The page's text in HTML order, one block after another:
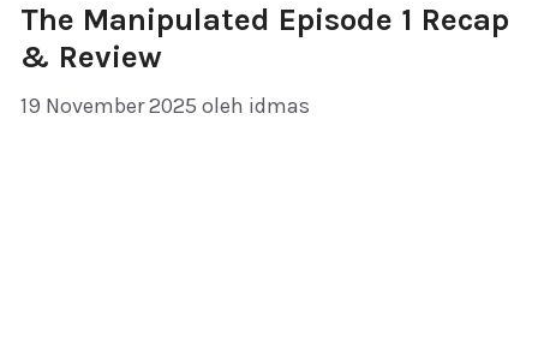
The Manipulated Episode 1 Recap
& Review
19 November 2025 oleh idmas